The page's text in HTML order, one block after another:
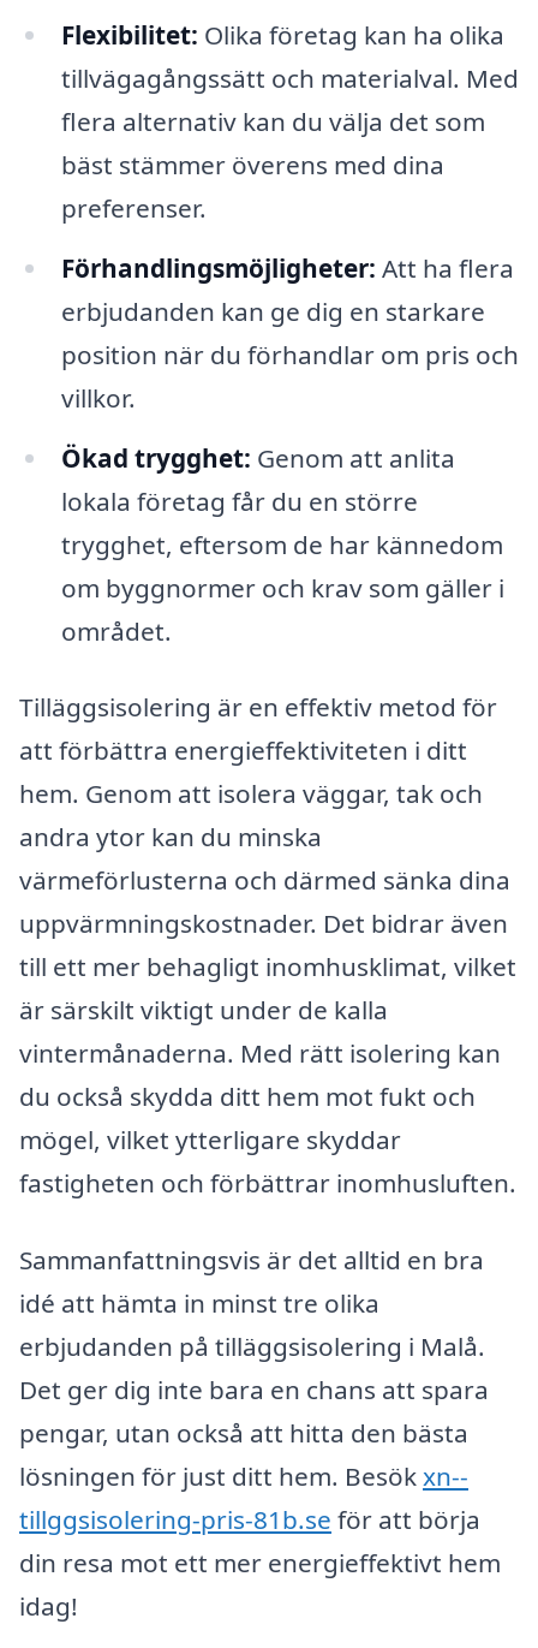
Flexibilitet: Olika företag kan ha olika
tillvägagångssätt och materialval. Med
flera alternativ kan du välja det som
bäst stämmer överens med dina
preferenser.
Förhandlingsmöjligheter: Att ha flera
erbjudanden kan ge dig en starkare
position när du förhandlar om pris och
villkor.
Ökad trygghet: Genom att anlita
lokala företag får du en större
trygghet, eftersom de har kännedom
om byggnormer och krav som gäller i
området.
Tilläggsisolering är en effektiv metod för
att förbättra energieffektiviteten i ditt
hem. Genom att isolera väggar, tak och
andra ytor kan du minska
värmeförlusterna och därmed sänka dina
uppvärmningskostnader. Det bidrar även
till ett mer behagligt inomhusklimat, vilket
är särskilt viktigt under de kalla
vintermånaderna. Med rätt isolering kan
du också skydda ditt hem mot fukt och
mögel, vilket ytterligare skyddar
fastigheten och förbättrar inomhusluften.
Sammanfattningsvis är det alltid en bra
idé att hämta in minst tre olika
erbjudanden på tilläggsisolering i Malå.
Det ger dig inte bara en chans att spara
pengar, utan också att hitta den bästa
lösningen för just ditt hem. Besökxn--
tillggsisolering-pris-81b.se för att börja
din resa mot ett mer energieffektivt hem
idag!